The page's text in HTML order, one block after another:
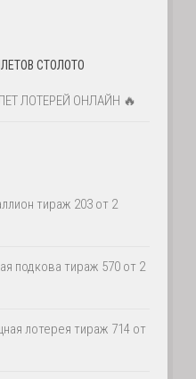
СТОЛОТО
ЛОТЕРЕЙ ОНЛАЙН 🔥
тираж 203 от 2
подкова тираж 570 от 2
лотерея тираж 714 от